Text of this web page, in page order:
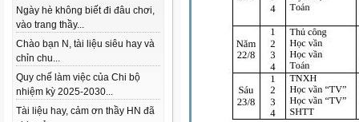
Ngày hè không biết đi đâu chơi,
vào trang thầy...
Chào bạn N, tài liệu siêu hay và
chỉn chu...
Quy chế làm việc của Chi bộ
nhiệm kỳ 2025-2030...
Tài liệu hay, cảm ơn thầy HN đã